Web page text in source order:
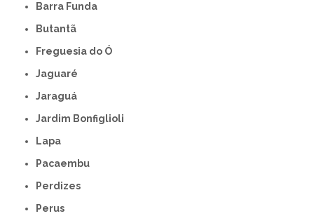
Barra Funda
Butantã
Freguesia do Ó
Jaguaré
Jaraguá
Jardim Bonfiglioli
Lapa
Pacaembu
Perdizes
Perus